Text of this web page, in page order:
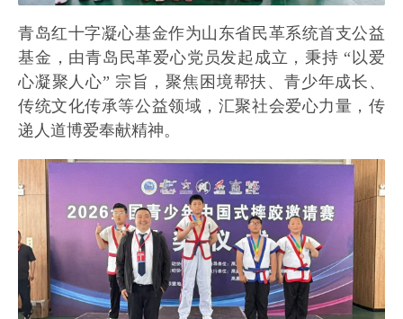
青岛红十字凝心基金作为山东省民革系统首支公益
基金，由青岛民革爱心党员发起成立，秉持 “以爱
心凝聚人心” 宗旨，聚焦困境帮扶、青少年成长、
传统文化传承等公益领域，汇聚社会爱心力量，传
递人道博爱奉献精神。